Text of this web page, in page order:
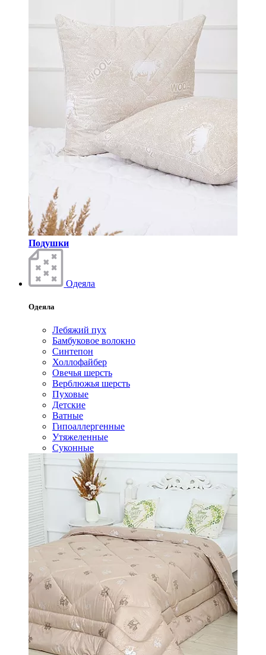
Подушки
Одеяла
Одеяла
Лебяжий пух
Бамбуковое волокно
Синтепон
Холлофайбер
Овечья шерсть
Верблюжья шерсть
Пуховые
Детские
Ватные
Гипоаллергенные
Утяжеленные
Суконные